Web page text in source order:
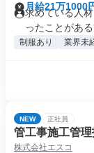
月給21万1000
求めている人
ったことがあ
制服あり 業界未
NEW 正社員
管工事施工管
株式会社エスコ